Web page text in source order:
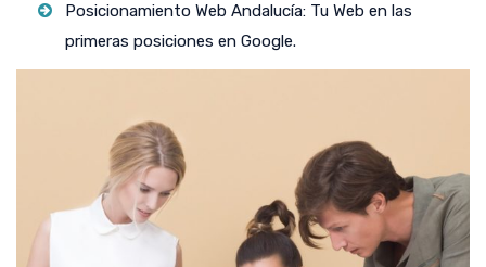
Posicionamiento Web Andalucía: Tu Web en las
primeras posiciones en Google.